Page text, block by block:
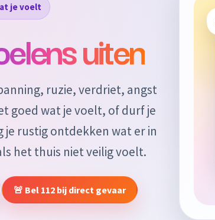
je voelt
uiten
ruzie, verdriet, angst
goed wat je voelt, of durf je
je rustig ontdekken wat er in
het thuis niet veilig voelt.
🚨 Bel 112 bij direct gevaar